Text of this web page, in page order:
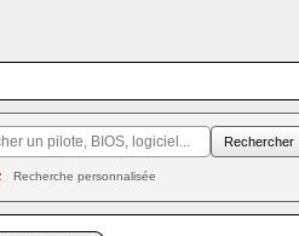
Recherche personnalisée